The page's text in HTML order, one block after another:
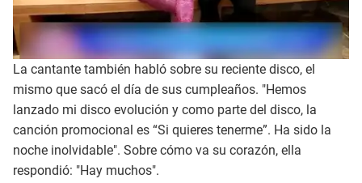
La cantante también habló sobre su reciente disco, el
mismo que sacó el día de sus cumpleaños. "Hemos
lanzado mi disco evolución y como parte del disco, la
canción promocional es “Si quieres tenerme”. Ha sido la
noche inolvidable". Sobre cómo va su corazón, ella
respondió: "Hay muchos".